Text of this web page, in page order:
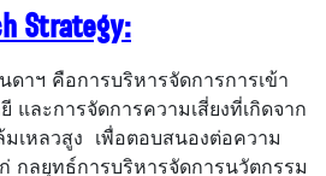
Strategy:
าฯ คือการบริหารจัดการการเข้า
และการจัดการความเสี่ยงที่เกิดจาก
เหลวสูง เพื่อตอบสนองต่อความ
กลยุทธ์การบริหารจัดการนวัตกรรม